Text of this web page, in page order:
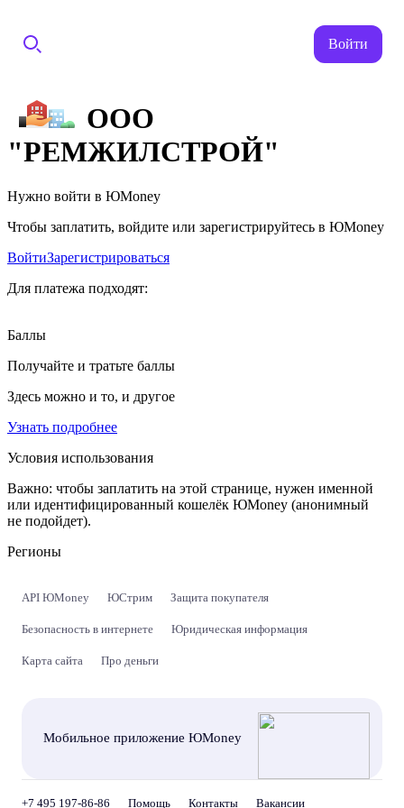
Войти
ООО
"РЕМЖИЛСТРОЙ"
Нужно войти в ЮMoney
Чтобы заплатить, войдите или зарегистрируйтесь в ЮMoney
ВойтиЗарегистрироваться
Для платежа подходят:
Баллы
Получайте и тратьте баллы
Здесь можно и то, и другое
Узнать подробнее
Условия использования
Важно: чтобы заплатить на этой странице, нужен именной
или идентифицированный кошелёк ЮMoney (анонимный
не подойдет).
Регионы
API ЮMoney ЮСтрим Защита покупателя
Безопасность в интернете Юридическая информация
Карта сайта Про деньги
Мобильное приложение ЮMoney
+7 495 197-86-86 Помощь Контакты Вакансии